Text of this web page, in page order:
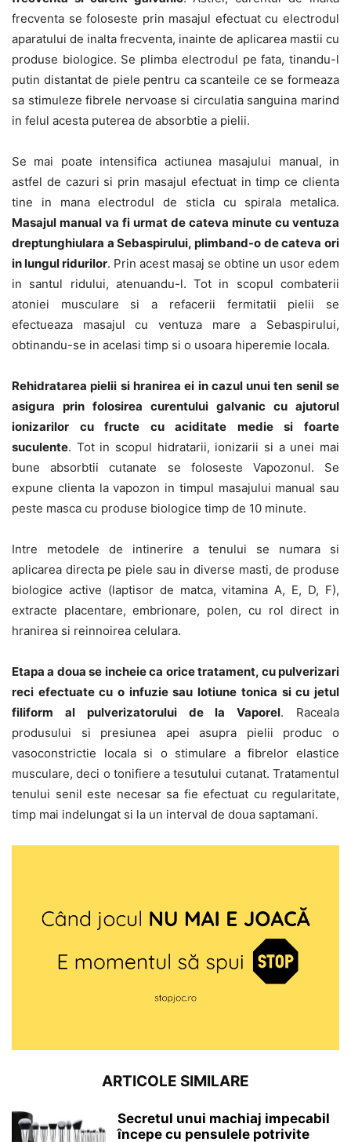
frecventa se foloseste prin masajul efectuat cu electrodul
aparatului de inalta frecventa, inainte de aplicarea mastii cu
produse biologice. Se plimba electrodul pe fata, tinandu-l
putin distantat de piele pentru ca scanteile ce se formeaza
sa stimuleze fibrele nervoase si circulatia sanguina marind
in felul acesta puterea de absorbtie a pielii.
Se mai poate intensifica actiunea masajului manual, in
astfel de cazuri si prin masajul efectuat in timp ce clienta
tine in mana electrodul de sticla cu spirala metalica.
Masajul manual va fi urmat de cateva minute cu ventuza
dreptunghiulara a Sebaspirului, plimband-o de cateva ori
in lungul ridurilor. Prin acest masaj se obtine un usor edem
in santul ridului, atenuandu-l. Tot in scopul combaterii
atoniei musculare si a refacerii fermitatii pielii se
efectueaza masajul cu ventuza mare a Sebaspirului,
obtinandu-se in acelasi timp si o usoara hiperemie locala.
Rehidratarea pielii si hranirea ei in cazul unui ten senil se
asigura prin folosirea curentului galvanic cu ajutorul
ionizarilor cu fructe cu aciditate medie si foarte
suculente. Tot in scopul hidratarii, ionizarii si a unei mai
bune absorbtii cutanate se foloseste Vapozonul. Se
expune clienta la vapozon in timpul masajului manual sau
peste masca cu produse biologice timp de 10 minute.
Intre metodele de intinerire a tenului se numara si
aplicarea directa pe piele sau in diverse masti, de produse
biologice active (laptisor de matca, vitamina A, E, D, F),
extracte placentare, embrionare, polen, cu rol direct in
hranirea si reinnoirea celulara.
Etapa a doua se incheie ca orice tratament, cu pulverizari
reci efectuate cu o infuzie sau lotiune tonica si cu jetul
filiform al pulverizatorului de la Vaporel. Raceala
produsului si presiunea apei asupra pielii produc o
vasoconstrictie locala si o stimulare a fibrelor elastice
musculare, deci o tonifiere a tesutului cutanat. Tratamentul
tenului senil este necesar sa fie efectuat cu regularitate,
timp mai indelungat si la un interval de doua saptamani.
ARTICOLE SIMILARE
Secretul unui machiaj impecabil
începe cu pensulele potrivite